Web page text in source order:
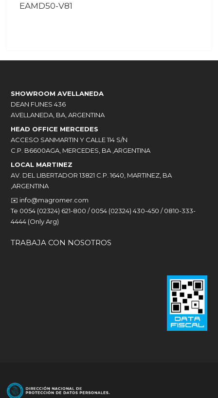
EAMD50-V81
SHOWROOM AVELLANEDA
DEAN FUNES 436
AVELLANEDA, BA, ARGENTINA
HEAD OFFICE MERCEDES
ACCESO SANMARTIN Y CALLE 114 S/N
C.P. B6600AGA, MERCEDES, BA ,ARGENTINA
LOCAL MARTINEZ
AV. DEL LIBERTADOR 13821 C.P. 1640, MARTINEZ, BA
,ARGENTINA
✉️ info@magromer.com
Te 0054 (02324) 621-800 / 0054 (02324) 430-450 / 0810-333-
4444 (Only Arg)
TRABAJA CON NOSOTROS